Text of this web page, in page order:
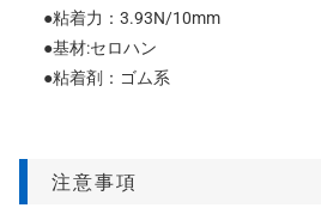
●粘着力：3.93N/10mm
●基材:セロハン
●粘着剤：ゴム系
注意事項